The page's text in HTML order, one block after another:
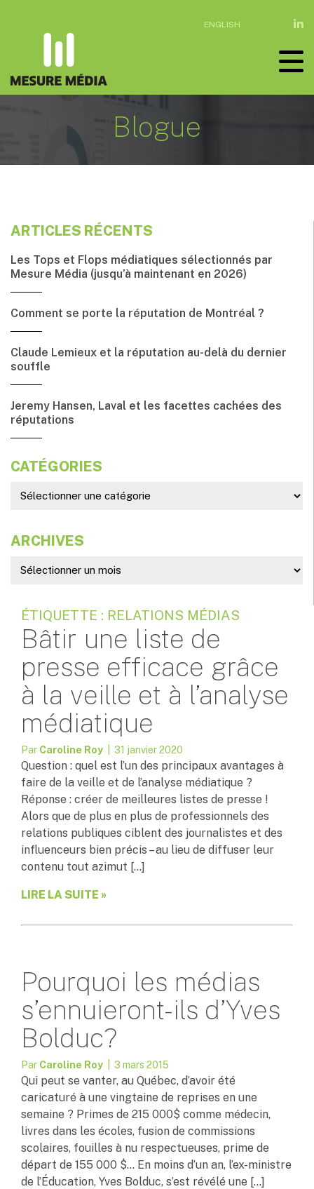
ENGLISH
Blogue
ARTICLES RÉCENTS
Les Tops et Flops médiatiques sélectionnés par
Mesure Média (jusqu’à maintenant en 2026)
Comment se porte la réputation de Montréal ?
Claude Lemieux et la réputation au-delà du dernier
souffle
Jeremy Hansen, Laval et les facettes cachées des
réputations
CATÉGORIES
ARCHIVES
ÉTIQUETTE : RELATIONS MÉDIAS
Bâtir une liste de
presse efficace grâce
à la veille et à l’analyse
médiatique
Par Caroline Roy | 31 janvier 2020
Question : quel est l’un des principaux avantages à
faire de la veille et de l’analyse médiatique ?
Réponse : créer de meilleures listes de presse !
Alors que de plus en plus de professionnels des
relations publiques ciblent des journalistes et des
influenceurs bien précis – au lieu de diffuser leur
contenu tout azimut […]
LIRE LA SUITE »
Pourquoi les médias
s’ennuieront-ils d’Yves
Bolduc?
Par Caroline Roy | 3 mars 2015
Qui peut se vanter, au Québec, d’avoir été
caricaturé à une vingtaine de reprises en une
semaine ? Primes de 215 000$ comme médecin,
livres dans les écoles, fusion de commissions
scolaires, fouilles à nu respectueuses, prime de
départ de 155 000 $… En moins d’un an, l’ex-ministre
de l’Éducation, Yves Bolduc, s’est révélé une […]